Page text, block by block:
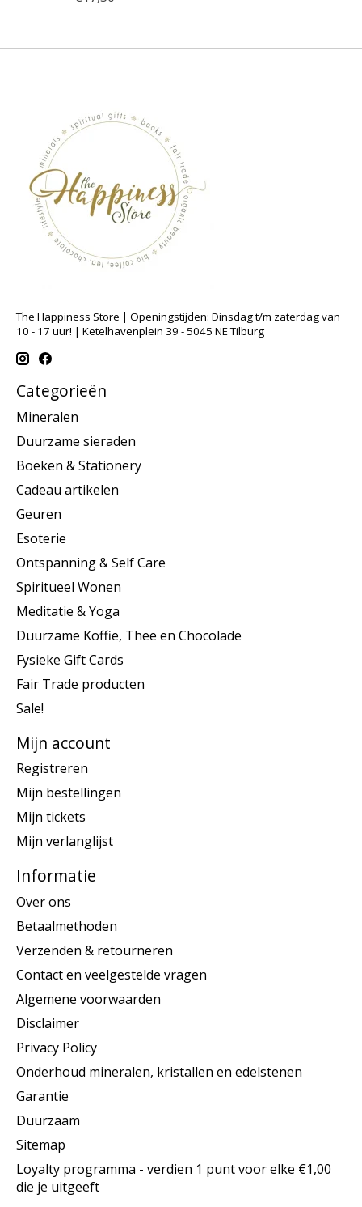
The Happiness Store | Openingstijden: Dinsdag t/m zaterdag van
10 - 17 uur! | Ketelhavenplein 39 - 5045 NE Tilburg
Categorieën
Mineralen
Duurzame sieraden
Boeken & Stationery
Cadeau artikelen
Geuren
Esoterie
Ontspanning & Self Care
Spiritueel Wonen
Meditatie & Yoga
Duurzame Koffie, Thee en Chocolade
Fysieke Gift Cards
Fair Trade producten
Sale!
Mijn account
Registreren
Mijn bestellingen
Mijn tickets
Mijn verlanglijst
Informatie
Over ons
Betaalmethoden
Verzenden & retourneren
Contact en veelgestelde vragen
Algemene voorwaarden
Disclaimer
Privacy Policy
Onderhoud mineralen, kristallen en edelstenen
Garantie
Duurzaam
Sitemap
Loyalty programma - verdien 1 punt voor elke €1,00
die je uitgeeft